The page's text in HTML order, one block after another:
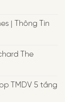
| Thông Tin
The
TMDV 5 tầng